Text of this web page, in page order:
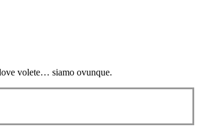
volete… siamo ovunque.